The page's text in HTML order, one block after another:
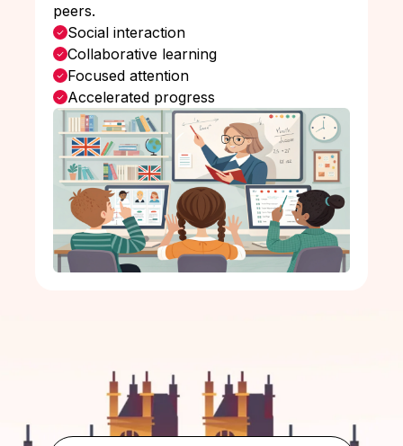
peers.
Social interaction
Collaborative learning
Focused attention
Accelerated progress